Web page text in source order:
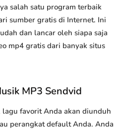
salah satu program terbaik
sumber gratis di Internet. Ini
dan lancar oleh siapa saja
mp4 gratis dari banyak situs
MP3 Sendvid
favorit Anda akan diunduh
perangkat default Anda. Anda